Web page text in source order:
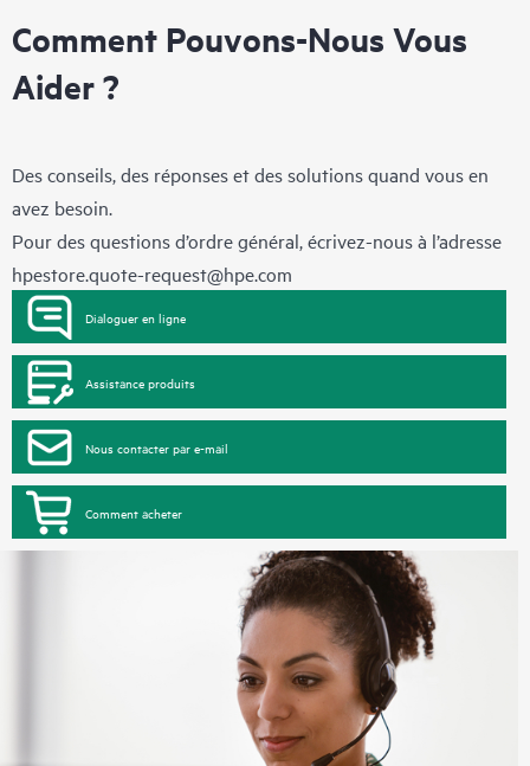
Comment Pouvons-Nous Vous
Aider ?
Des conseils, des réponses et des solutions quand vous en
avez besoin.
Pour des questions d’ordre général, écrivez-nous à l’adresse
hpestore.quote-request@hpe.com
Dialoguer en ligne
Assistance produits
Nous contacter par e-mail
Comment acheter